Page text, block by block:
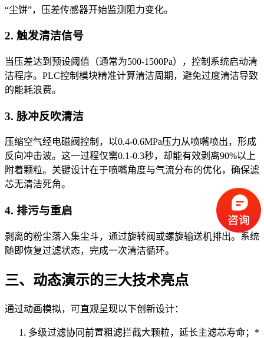
“尘饼”，压差传感器开始监测阻力变化。
2. 触发清洁信号
当压差达到预设阈值（通常为500-1500Pa），控制系统启动清
洁程序。PLC控制模块精准计算清洁周期，避免过度清洁导致
的能耗浪费。
3. 脉冲反吹清洁
压缩空气经电磁阀控制，以0.4-0.6MPa压力从喷嘴喷出，形成
反向冲击波。这一过程仅需0.1-0.3秒，却能有效剥离90%以上
附着颗粒。关键设计在于喷嘴角度与气流分布的优化，确保滤
芯无清洁死角。
4. 排污与重启
剥离的粉尘落入集尘斗，通过旋转阀或螺旋输送机排出。系统
随即恢复过滤状态，完成一次清洁循环。
三、动态演示的三大技术亮点
通过动画模拟，可直观呈现以下创新设计：
多级过滤协同前置粗滤拦截大颗粒，延长主滤芯寿命；*